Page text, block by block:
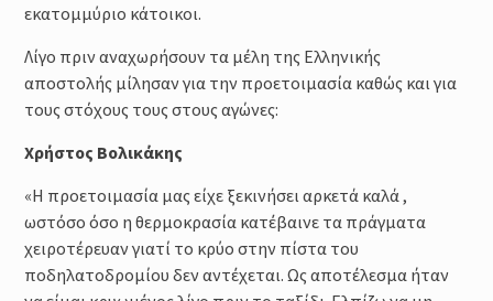
εκατομμύριο κάτοικοι.
Λίγο πριν αναχωρήσουν τα μέλη της Ελληνικής
αποστολής μίλησαν για την προετοιμασία καθώς και για
τους στόχους τους στους αγώνες:
Χρήστος Βολικάκης
«Η προετοιμασία μας είχε ξεκινήσει αρκετά καλά ,
ωστόσο όσο η θερμοκρασία κατέβαινε τα πράγματα
χειροτέρευαν γιατί το κρύο στην πίστα του
ποδηλατοδρομίου δεν αντέχεται. Ως αποτέλεσμα ήταν